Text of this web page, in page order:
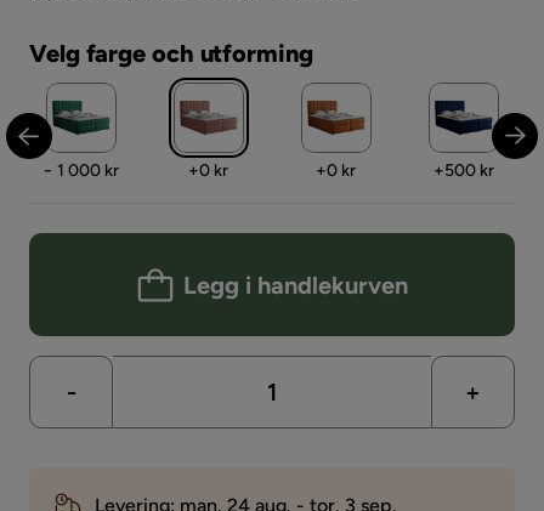
Velg farge och utforming
Pris
− 1 000 kr Pris
+0 kr Pris
+0 kr Pris
+500 kr
Legg i handlekurven
- +
Levering: man. 24 aug. - tor. 3 sep.